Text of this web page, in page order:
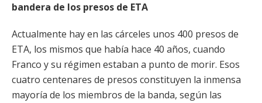
bandera de los presos de ETA
Actualmente hay en las cárceles unos 400 presos de
ETA, los mismos que había hace 40 años, cuando
Franco y su régimen estaban a punto de morir. Esos
cuatro centenares de presos constituyen la inmensa
mayoría de los miembros de la banda, según las